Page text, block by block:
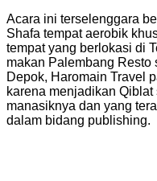
Acara ini terselenggara
Shafa tempat aerobik
tempat yang berlokasi di
makan Palembang Resto
Depok, Haromain Travel
karena menjadikan
manasiknya dan yang
dalam bidang publishing.